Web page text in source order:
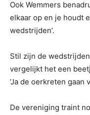
Ook Wemmers
elkaar op en je houdt
wedstrijden’.
Stil zijn de
vergelijkt het een
‘Ja de oerkreten gaan
De vereniging traint